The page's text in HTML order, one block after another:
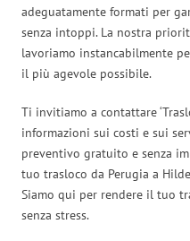
adeguatamente formati per
senza intoppi. La nostra
lavoriamo instancabilmente
il più agevole possibile.
Ti invitiamo a contattare
informazioni sui costi e sui
preventivo gratuito e senza
tuo trasloco da Perugia a
Siamo qui per rendere il tuo
senza stress.